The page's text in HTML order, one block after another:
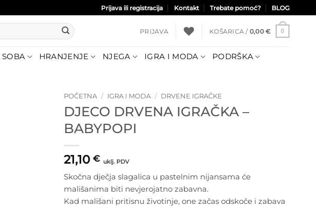
Prijava ili registracija Kontakt Trebate pomoć? BLOG
PRIJAVA KOŠARICA / 0,00 € 0
SOBA HRANJENJE NJEGA IGRA I MODA PODRŠKA
POČETNA / IGRA I MODA / DRVENE IGRAČKE
DJECO DRVENA IGRAČKA –
BABYPOPI
21,10 € uklj. PDV
Skočna dječja slagalica u pastelnim nijansama će
mališanima biti nevjerojatno zabavna.
Kad mališani pritisnu životinje, one začas odskoče i zabava